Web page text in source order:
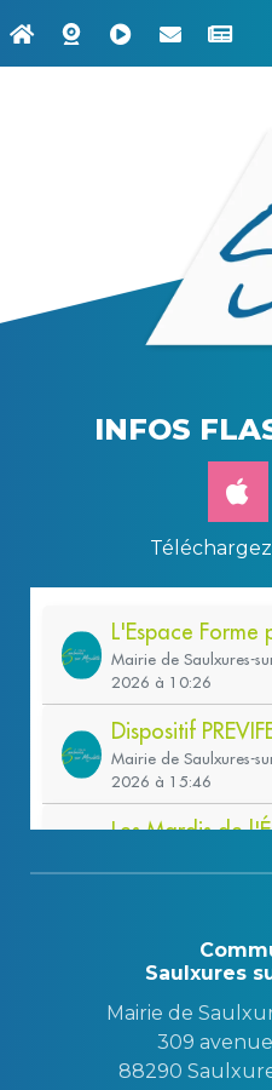
INFOS
Saulxures
Mairie de
309
88290